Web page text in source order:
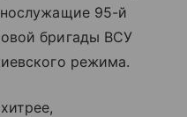
95-й
бригады ВСУ
режима.